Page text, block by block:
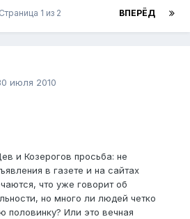
ВПЕРЁД
Страница 1 из 2
июля 2010
и Козерогов просьба: не
в газете и на сайтах
что уже говорит об
но много ли людей четко
половинку? Или это вечная